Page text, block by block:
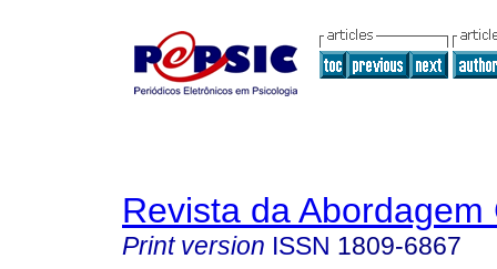
Revista da Abordagem
Print version ISSN 1809-6867